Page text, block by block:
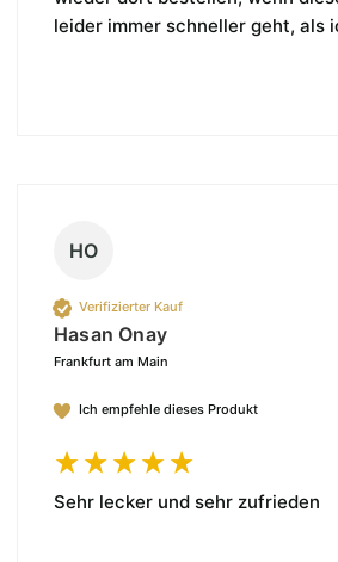
leider immer schneller geht, als
HO
Verifizierter Kauf
Hasan Onay
Frankfurt am Main
Ich empfehle dieses Produkt
Sehr lecker und sehr zufrieden